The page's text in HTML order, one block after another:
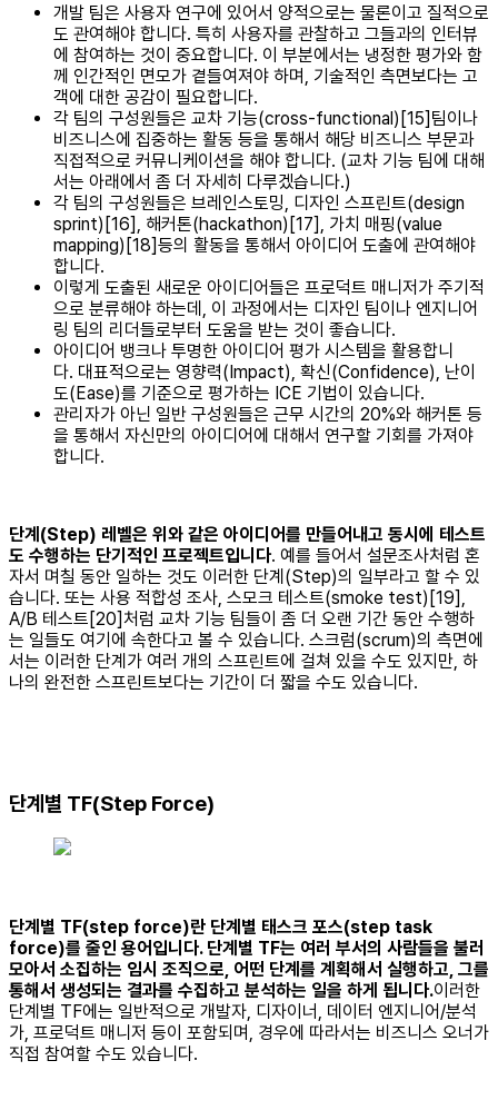
개발 팀은 사용자 연구에 있어서 양적으로는 물론이고 질적으로
도 관여해야 합니다. 특히 사용자를 관찰하고 그들과의 인터뷰
에 참여하는 것이 중요합니다. 이 부분에서는 냉정한 평가와 함
께 인간적인 면모가 곁들여져야 하며, 기술적인 측면보다는 고
객에 대한 공감이 필요합니다.
각 팀의 구성원들은 교차 기능(cross-functional)[15]팀이나
비즈니스에 집중하는 활동 등을 통해서 해당 비즈니스 부문과
직접적으로 커뮤니케이션을 해야 합니다. (교차 기능 팀에 대해
서는 아래에서 좀 더 자세히 다루겠습니다.)
각 팀의 구성원들은 브레인스토밍, 디자인 스프린트(design
sprint)[16], 해커톤(hackathon)[17], 가치 매핑(value
mapping)[18]등의 활동을 통해서 아이디어 도출에 관여해야
합니다.
이렇게 도출된 새로운 아이디어들은 프로덕트 매니저가 주기적
으로 분류해야 하는데, 이 과정에서는 디자인 팀이나 엔지니어
링 팀의 리더들로부터 도움을 받는 것이 좋습니다.
아이디어 뱅크나 투명한 아이디어 평가 시스템을 활용합니
다. 대표적으로는 영향력(Impact), 확신(Confidence), 난이
도(Ease)를 기준으로 평가하는 ICE 기법이 있습니다.
관리자가 아닌 일반 구성원들은 근무 시간의 20%와 해커톤 등
을 통해서 자신만의 아이디어에 대해서 연구할 기회를 가져야
합니다.
단계(Step) 레벨은 위와 같은 아이디어를 만들어내고 동시에 테스트
도 수행하는 단기적인 프로젝트입니다. 예를 들어서 설문조사처럼 혼
자서 며칠 동안 일하는 것도 이러한 단계(Step)의 일부라고 할 수 있
습니다. 또는 사용 적합성 조사, 스모크 테스트(smoke test)[19],
A/B 테스트[20]처럼 교차 기능 팀들이 좀 더 오랜 기간 동안 수행하
는 일들도 여기에 속한다고 볼 수 있습니다. 스크럼(scrum)의 측면에
서는 이러한 단계가 여러 개의 스프린트에 걸쳐 있을 수도 있지만, 하
나의 완전한 스프린트보다는 기간이 더 짧을 수도 있습니다.
단계별 TF(Step Force)
단계별 TF(step force)란 단계별 태스크 포스(step task
force)를 줄인 용어입니다. 단계별 TF는 여러 부서의 사람들을 불러
모아서 소집하는 임시 조직으로, 어떤 단계를 계획해서 실행하고, 그를
통해서 생성되는 결과를 수집하고 분석하는 일을 하게 됩니다.이러한
단계별 TF에는 일반적으로 개발자, 디자이너, 데이터 엔지니어/분석
가, 프로덕트 매니저 등이 포함되며, 경우에 따라서는 비즈니스 오너가
직접 참여할 수도 있습니다.